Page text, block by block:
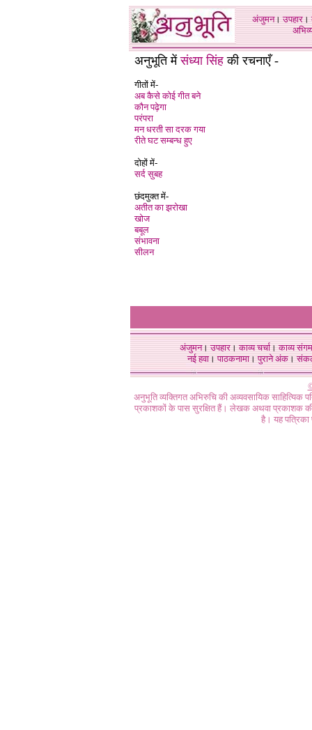
अंजुमन।उपहार।
अनुभूति मेंसंध्या सिंह की रचनाएँ -
गीतों में-
अब कैसे कोई गीत बने
कौन पढ़ेगा
परंपरा
मन धरती सा दरक गया
रीते घट सम्बन्ध हुए
दोहों में-
सर्द सुबह
छंदमुक्त में-
अतीत का झरोखा
खोज
बबूल
संभावना
सीलन
अंजुमन।उपहार।काव्य चर्चा।काव्य संगम
नई हवा। पाठकनामा। पुराने अंक।
अनुभूति व्यक्तिगत अभिरुचि की अव्यवसायिक
प्रकाशकों के पास सुरक्षित हैं। लेखक अथवा प्रकाशक की
है। यह पत्रिका